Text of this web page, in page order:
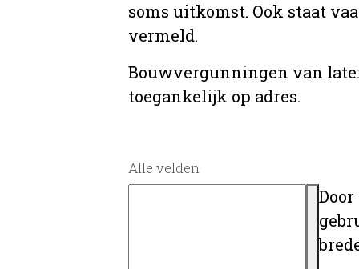
soms uitkomst. Ook staat
vermeld.
Bouwvergunningen van
toegankelijk op adres.
Alle velden